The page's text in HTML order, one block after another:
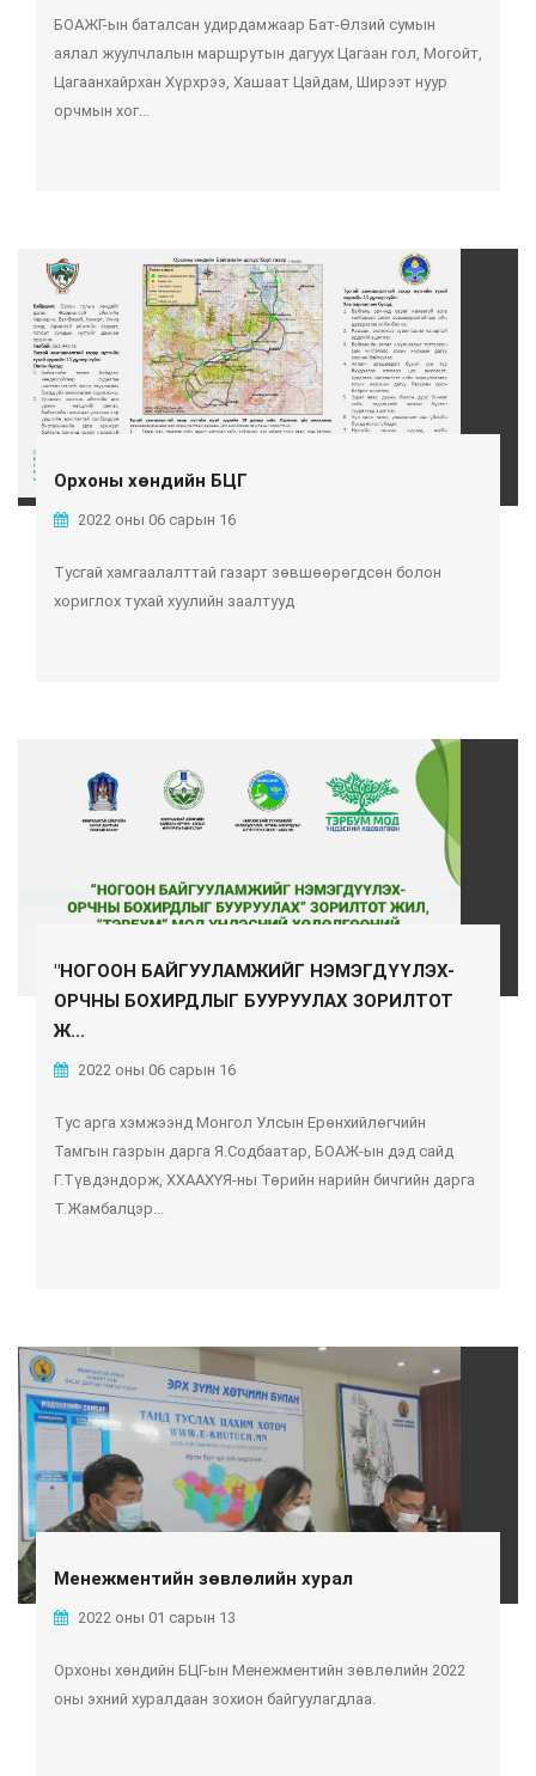
БОАЖГ-ын баталсан удирдамжаар Бат-Өлзий сумын
аялал жуулчлалын маршрутын дагуух Цагаан гол, Могойт,
Цагаанхайрхан Хүрхрээ, Хашаат Цайдам, Ширээт нуур
орчмын хог...
Орхоны хөндийн БЦГ
2022 оны 06 сарын 16
Тусгай хамгаалалттай газарт зөвшөөрөгдсөн болон
хориглох тухай хуулийн заалтууд
"НОГООН БАЙГУУЛАМЖИЙГ НЭМЭГДҮҮЛЭХ-
ОРЧНЫ БОХИРДЛЫГ БУУРУУЛАХ ЗОРИЛТОТ
Ж...
2022 оны 06 сарын 16
Тус арга хэмжээнд Монгол Улсын Ерөнхийлөгчийн
Тамгын газрын дарга Я.Содбаатар, БОАЖ-ын дэд сайд
Г.Түвдэндорж, ХХААХҮЯ-ны Төрийн нарийн бичгийн дарга
Т.Жамбалцэр...
Менежментийн зөвлөлийн хурал
2022 оны 01 сарын 13
Орхоны хөндийн БЦГ-ын Менежментийн зөвлөлийн 2022
оны эхний хуралдаан зохион байгуулагдлаа.